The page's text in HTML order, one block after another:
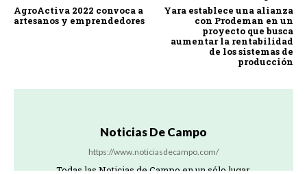
AgroActiva 2022 convoca a
artesanos y emprendedores
Yara establece una alianza
con Prodeman en un
proyecto que busca
aumentar la rentabilidad
de los sistemas de
producción
Noticias De Campo
https://www.noticiasdecampo.com/
Todas las Noticias de Campo en un sólo lugar.